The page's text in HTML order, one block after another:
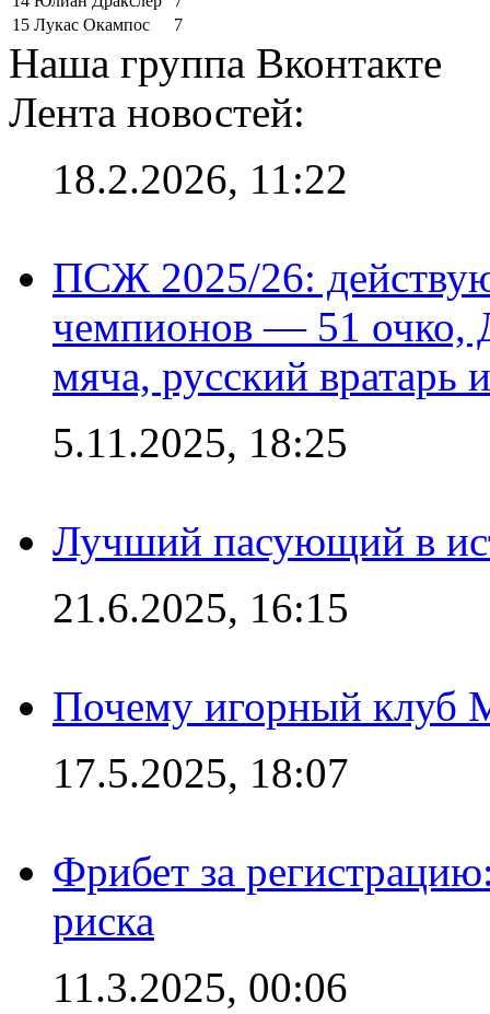
15 Лукас Окампос 7
Наша группа Вконтакте
Лента новостей:
18.2.2026, 11:22
ПСЖ 2025/26:
чемпионов — 51 очко,
мяча, русский вратарь
5.11.2025, 18:25
Лучший пасующий в
21.6.2025, 16:15
Почему игорный клуб
17.5.2025, 18:07
Фрибет за
риска
11.3.2025, 00:06